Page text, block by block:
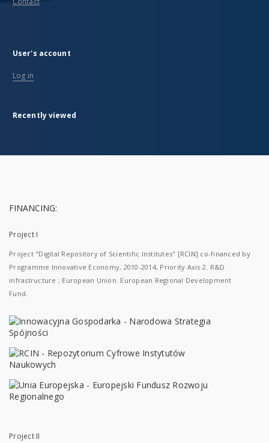
User's account
Log in
Recently viewed
FINANCING:
Project I
Project "Digital Repository of Scientific Institutes" [RCIN] co-financed by
Programme Innovative Economy, 2010-2014, Priority Axis 2. R&D
infrastructure ; European Union. European Regional Development
Fund.
Project II